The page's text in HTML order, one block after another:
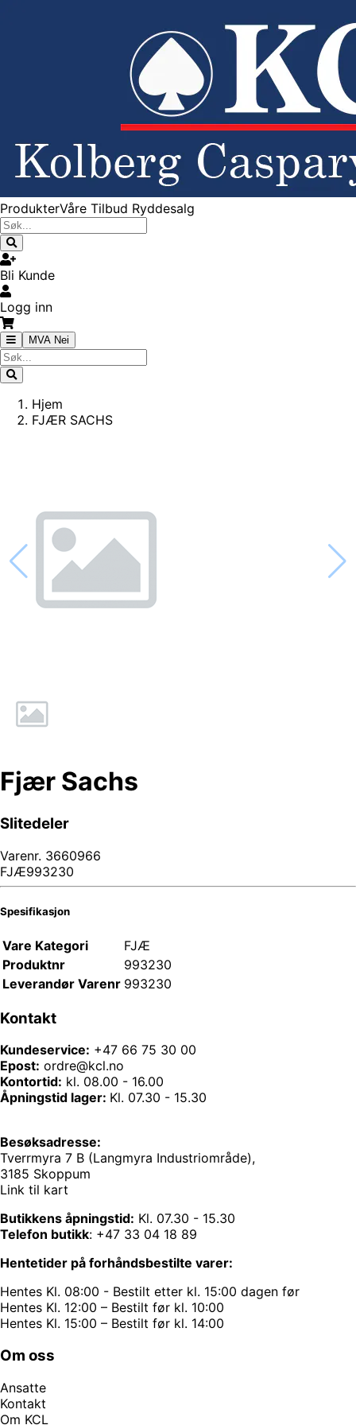
ProdukterVåre Tilbud Ryddesalg
Bli Kunde
Logg inn
MVA Nei
Hjem
FJÆR SACHS
Fjær Sachs
Slitedeler
Varenr. 3660966
FJÆ993230
Spesifikasjon
Vare Kategori
FJÆ
Produktnr
993230
Leverandør Varenr 993230
Kontakt
Kundeservice: +47 66 75 30 00
Epost: ordre@kcl.no
Kontortid: kl. 08.00 - 16.00
Åpningstid lager: Kl. 07.30 - 15.30
Besøksadresse:
Tverrmyra 7 B (Langmyra Industriområde),
3185 Skoppum
Link til kart
Butikkens åpningstid: Kl. 07.30 - 15.30
Telefon butikk: +47 33 04 18 89
Hentetider på forhåndsbestilte varer:
Hentes Kl. 08:00 - Bestilt etter kl. 15:00 dagen før
Hentes Kl. 12:00 – Bestilt før kl. 10:00
Hentes Kl. 15:00 – Bestilt før kl. 14:00
Om oss
Ansatte
Kontakt
Om KCL